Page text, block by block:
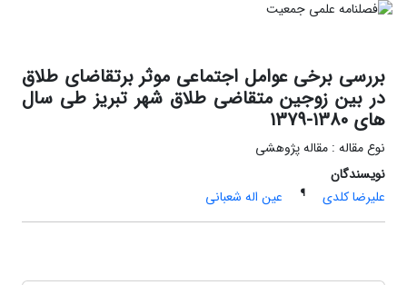
بررسی برخی عوامل اجتماعی موثر برتقاضای طلاق
در بین زوجین متقاضی طلاق شهر تبریز طی سال
های 1380-1379
نوع مقاله : مقاله پژوهشی
نویسندگان
علیرضا کلدی
¶ عین اله شعبانی